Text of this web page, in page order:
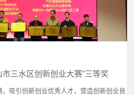
三水区创新创业大赛”三等奖
吸引创新创业优秀人才，营造创新创业良